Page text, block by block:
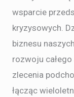
wsparcie
kryzysowych.
biznesu
rozwoju
zlecenia
łącząc